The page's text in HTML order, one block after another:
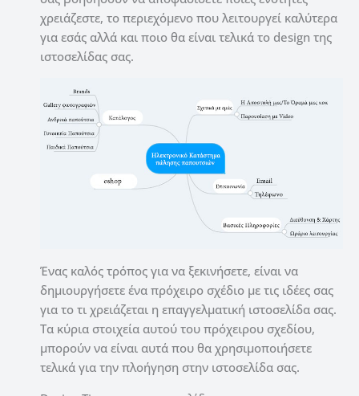
χρειάζεστε, το περιεχόμενο που λειτουργεί καλύτερα
για εσάς αλλά και ποιο θα είναι τελικά το design της
ιστοσελίδας σας.
Ένας καλός τρόπος για να ξεκινήσετε, είναι να
δημιουργήσετε ένα πρόχειρο σχέδιο με τις ιδέες σας
για το τι χρειάζεται η επαγγελματική ιστοσελίδα σας.
Τα κύρια στοιχεία αυτού του πρόχειρου σχεδίου,
μπορούν να είναι αυτά που θα χρησιμοποιήσετε
τελικά για την πλοήγηση στην ιστοσελίδα σας.